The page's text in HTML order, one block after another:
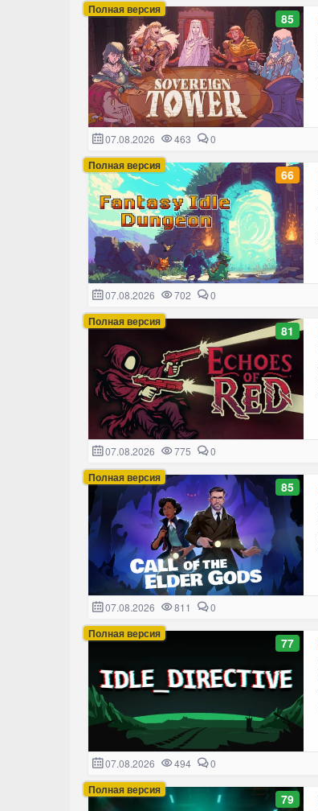
Полная версия
85
07.08.2026 463 0
Полная версия
66
07.08.2026 702 0
Полная версия
81
07.08.2026 775 0
Полная версия
85
07.08.2026 811 0
Полная версия
77
07.08.2026 494 0
Полная версия
79